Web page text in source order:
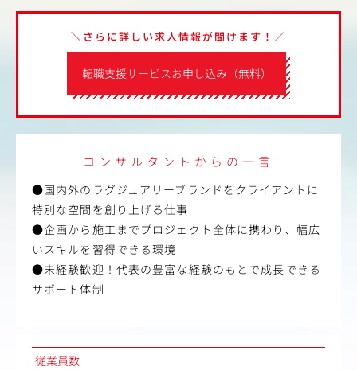
転職支援サービスお申し込み（無料）
＼さらに詳しい求人情報が聞けます！／
コンサルタントからの一言
●国内外のラグジュアリーブランドをクライアントに
特別な空間を創り上げる仕事
●企画から施工までプロジェクト全体に携わり、幅広
いスキルを習得できる環境
●未経験歓迎！代表の豊富な経験のもとで成長できる
サポート体制
従業員数